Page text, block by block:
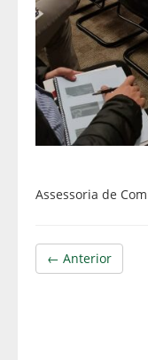
Assessoria de
← Anterior